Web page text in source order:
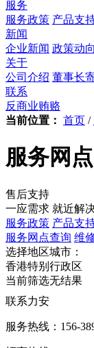
服务
服务政策 产品支
新闻
企业新闻 政策动向
关于
公司介绍 董事长
联系
反商业贿赂
当前位置： 首页 /
服务网点
售后支持
一应需求 就近解
服务政策 产品支
服务网点查询 维
选择地区城市：
香港特别行政区
当前筛选无结果
联系力安
服务热线：156-